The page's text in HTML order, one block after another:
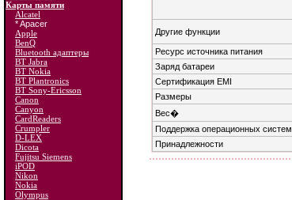
Карты памяти
Alcatel
* Apacer
Apple
BenQ
Bluetooth адаптеры
BT Jabra
BT Nokia
BT Plantronics
BT Sony-Ericsson
Canon
Canyon
CardReaders
Crumpler
D-LEX
Dicota
Fujitsu Siemens
iPOD
Nikon
Nokia
Olympus
Другие функции
Ресурс источника питания
Заряд батареи
Сертификация EMI
Размеры
Вес�
Поддержка операционных систем
Принадлежности